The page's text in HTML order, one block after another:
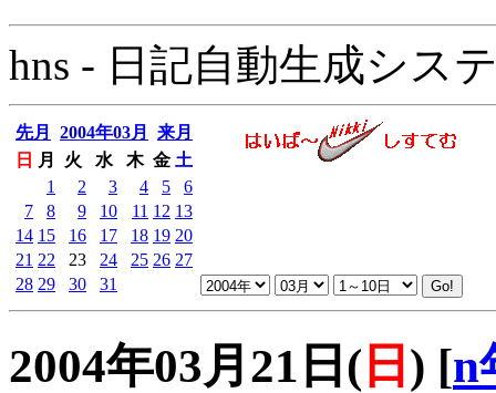
hns - 日記自動生成シス
先月 2004年03月
来月
日
月 火 水 木 金 土
1
2 3 4 5
6
7
8 9 10 11 12 13
14 15 16 17 18 19 20
21 22 23 24 25 26 27
28 29 30 31
2004年03月21日( 日 ) [n